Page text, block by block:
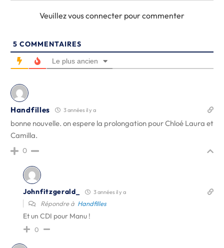
Veuillez vous connecter pour commenter
5 COMMENTAIRES
Le plus ancien
Handfilles 3 années il y a
bonne nouvelle. on espere la prolongation pour Chloé Laura et
Camilla.
0
Johnfitzgerald_ 3 années il y a
Répondre à Handfilles
Et un CDI pour Manu !
0